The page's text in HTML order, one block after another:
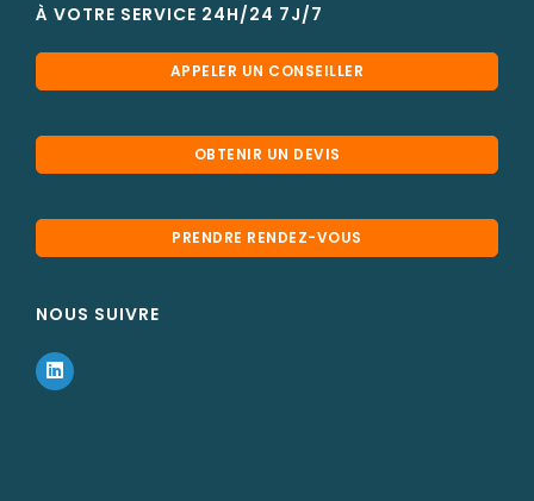
À VOTRE SERVICE 24H/24 7J/7
APPELER UN CONSEILLER
OBTENIR UN DEVIS
PRENDRE RENDEZ-VOUS
NOUS SUIVRE